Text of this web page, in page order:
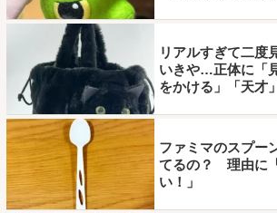
リアルすぎて二
いきや…正体に「
をかける」「天才」
ファミマのスプー
てるの？ 理由に
い！」